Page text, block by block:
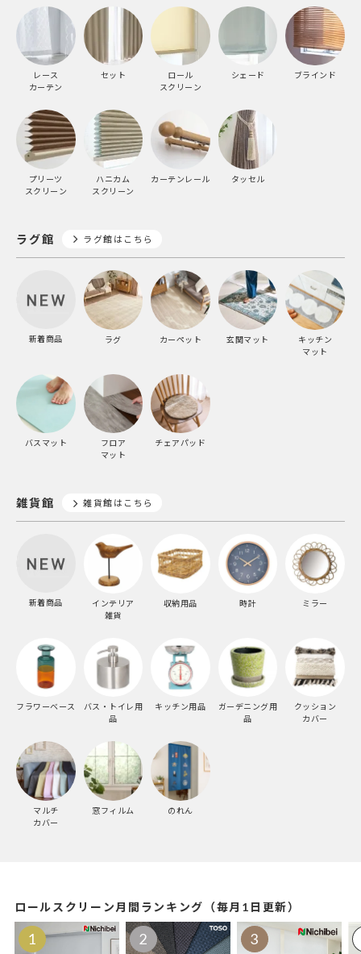
レース
カーテン
セット
ロール
スクリーン
シェード ブラインド
プリーツ
スクリーン
ハニカム
スクリーン
カーテンレール タッセル
ラグ館 ラグ館はこちら
新着商品 ラグ カーペット 玄関マット
キッチン
マット
バスマット
フロア
マット
チェアパッド
雑貨館 雑貨館はこちら
新着商品
インテリア
雑貨
収納用品 時計 ミラー
フラワーベース
バス・トイレ用
品
キッチン用品
ガーデニング用
品
クッション
カバー
マルチ
カバー
窓フィルム のれん
ロールスクリーン月間ランキング（毎月1日更新）